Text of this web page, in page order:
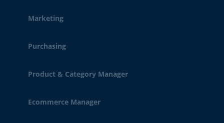
Marketing
Purchasing
Product & Category Manager
Ecommerce Manager